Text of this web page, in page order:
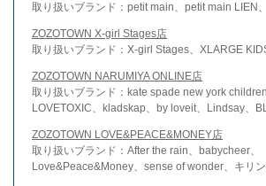
取り扱いブランド：petit main、petit main LIEN
ZOZOTOWN X-girl Stages店
取り扱いブランド：X-girl Stages、XLARGE
ZOZOTOWN NARUMIYA ONLINE店
取り扱いブランド：kate spade new york
LOVETOXIC、kladskap、by loveit、Lindsay、
ZOZOTOWN LOVE&PEACE&MONEY店
取り扱いブランド：After the rain、babycheer、
Love&Peace&Money、sense of wonder、キリ